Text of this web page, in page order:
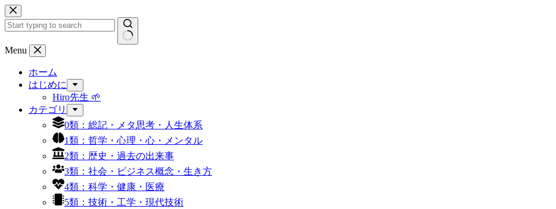
コ
ン
テ
ン
結
Menu
ホーム
はじめに
Hiro先生 🌱
カテゴリ
0類：総記・メタ思考・人生体系
1類：哲学・心理・心・メンタル
2類：歴史・過去の出来事
3類：社会・ビジネス概念・生き方
4類：科学・健康・医療
5類：技術・工学・現代技術